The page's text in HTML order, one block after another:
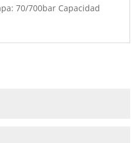
70/700bar Capacidad